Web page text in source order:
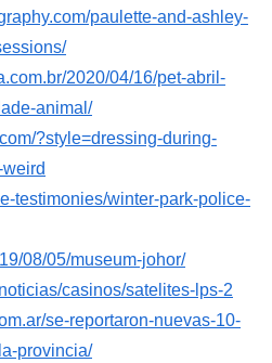
paulette-and-ashley-
2020/04/16/pet-abril-
animal/
?style=dressing-during-
testimonies/winter-park-police-
08/05/museum-johor/
casinos/satelites-lps-2
se-reportaron-nuevas-10-
provincia/